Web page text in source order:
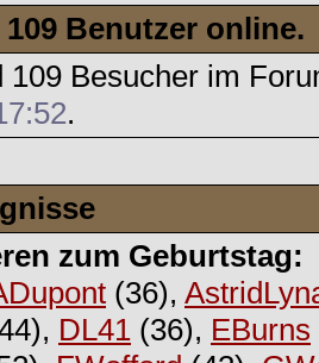
Benutzer online.
109 Besucher im
.
zum Geburtstag:
(36),
DL41 (36), EBurns